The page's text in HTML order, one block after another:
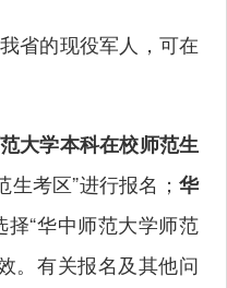
省的现役军人，可在
大学本科在校师范生
考区”进行报名； 华
择“华中师范大学师范
。有关报名及其他问